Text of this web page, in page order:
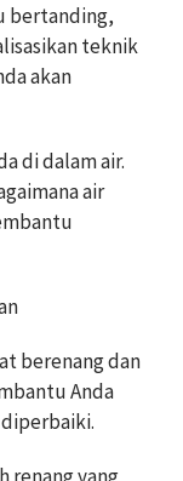
bertanding,
teknik
akan
di dalam air.
air
berenang dan
Anda
renang yang